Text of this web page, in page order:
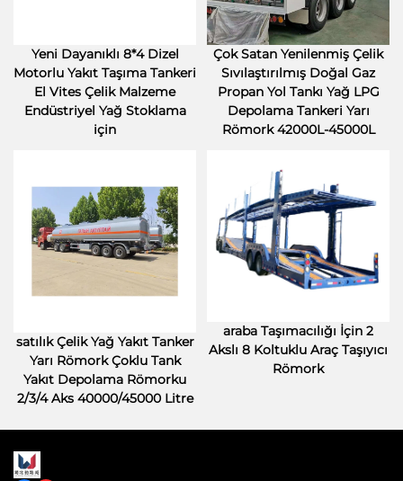
Yeni Dayanıklı 8*4 Dizel
Motorlu Yakıt Taşıma Tankeri
El Vites Çelik Malzeme
Endüstriyel Yağ Stoklama
için
Çok Satan Yenilenmiş Çelik
Sıvılaştırılmış Doğal Gaz
Propan Yol Tankı Yağ LPG
Depolama Tankeri Yarı
Römork 42000L-45000L
satılık Çelik Yağ Yakıt Tanker
Yarı Römork Çoklu Tank
Yakıt Depolama Römorku
2/3/4 Aks 40000/45000 Litre
araba Taşımacılığı İçin 2
Akslı 8 Koltuklu Araç Taşıyıcı
Römork